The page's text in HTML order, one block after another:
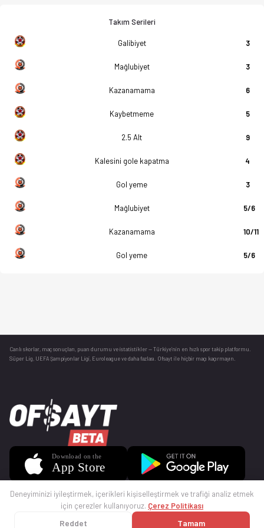
Takım Serileri
Galibiyet 3
Mağlubiyet 3
Kazanamama 6
Kaybetmeme 5
2.5 Alt 9
Kalesini gole kapatma 4
Gol yeme 3
Mağlubiyet 5/6
Kazanamama 10/11
Gol yeme 5/6
Canlı skorlar , maç sonuçları, puan durumu ve istatistikler — Türkiye’nin en hızlı spor takip platformu.
Süper Lig, UEFA Şampiyonlar Ligi, Euroleague ve daha fazlası. Ofsayt ile hiçbir maçı kaçırmayın.
Deneyiminizi iyileştirmek, içerikleri kişiselleştirmek ve trafiği analiz etmek
için çerezler kullanıyoruz. Çerez Politikası
Reddet Tamam